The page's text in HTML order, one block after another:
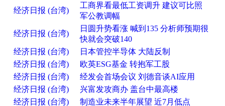
经济日报 (台湾)
工商界看最低工资调升 建议可比照
军公教调幅
经济日报 (台湾)
日圆升势看涨 喊到135 分析师预期很
快就会突破140
经济日报 (台湾)
日本管控半导体 大陆反制
经济日报 (台湾)
欧英ESG基金 转抱军工股
经济日报 (台湾)
经发会首场会议 刘德音谈AI应用
经济日报 (台湾)
兴富发攻商办 盖台中最高楼
经济日报 (台湾)
制造业未来半年展望 近7月低点